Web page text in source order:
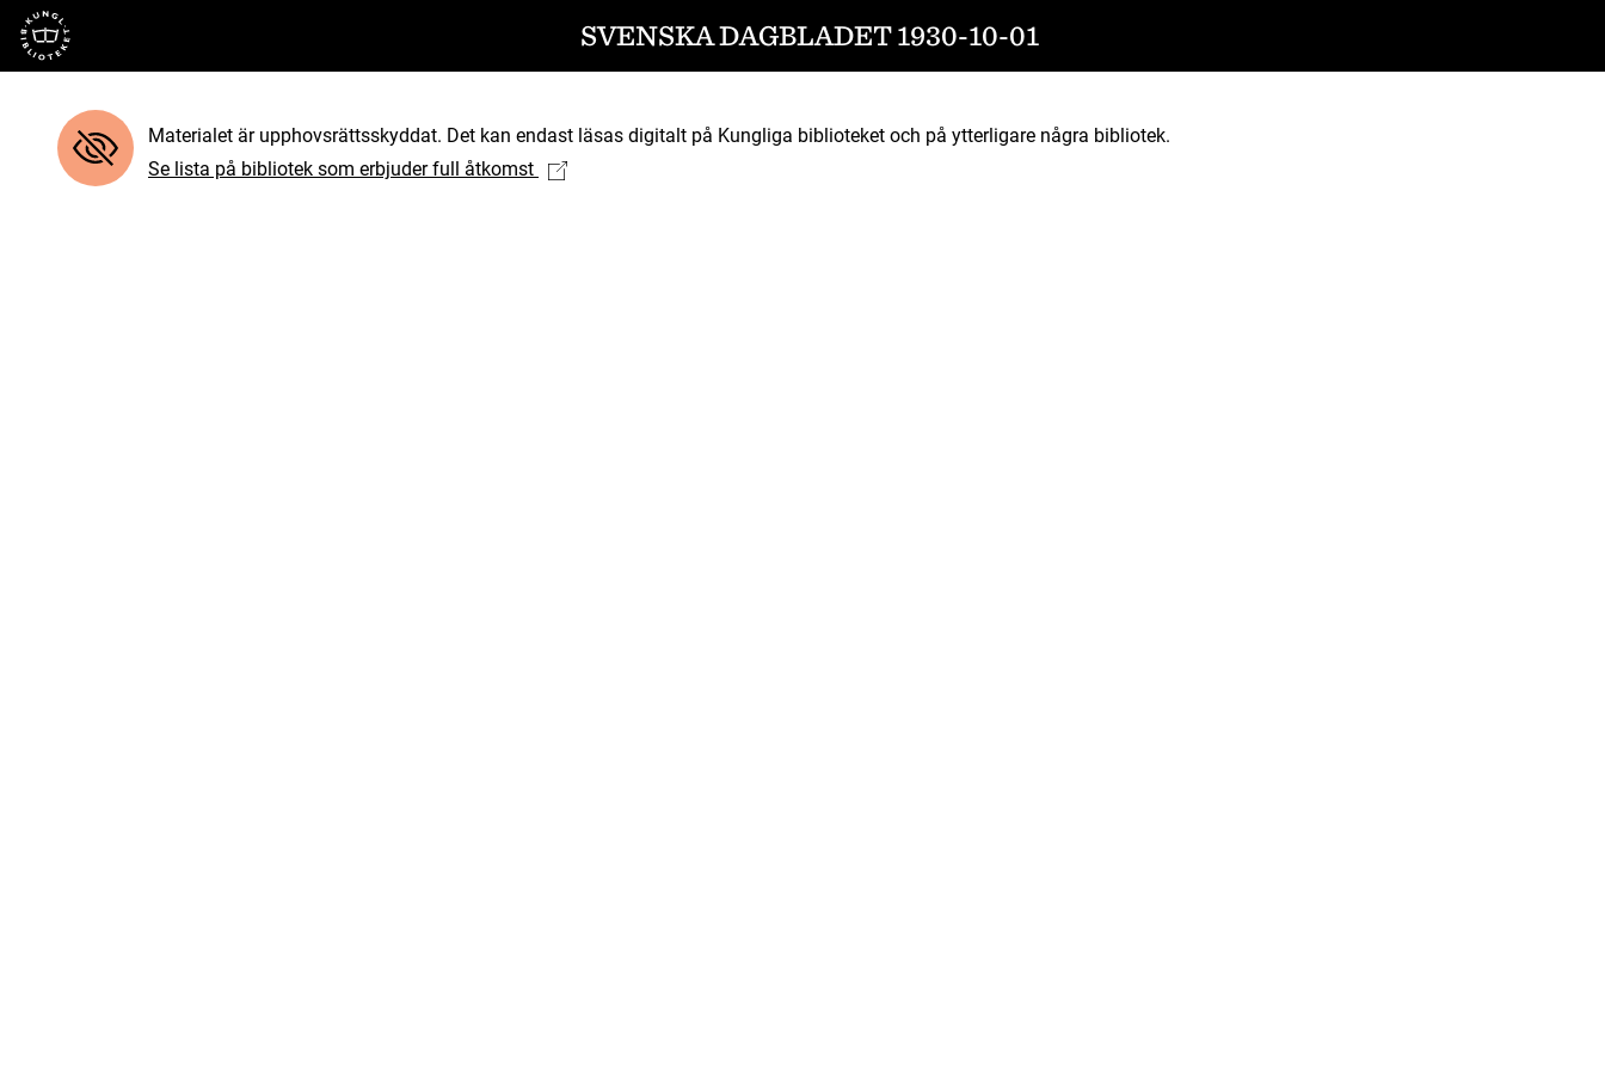
Till startsidan SVENSKA DAGBLADET 1930-10-01
Materialet är upphovsrättsskyddat. Det kan endast läsas digitalt på Kungliga biblioteket och på ytterligare några bibliotek.
Se lista på bibliotek som erbjuder full åtkomst